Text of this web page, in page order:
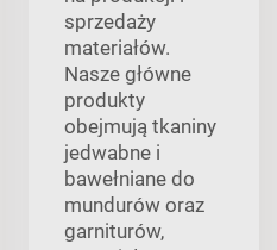
sprzedaży
materiałów.
Nasze główne
produkty
obejmują tkaniny
jedwabne i
bawełniane do
mundurów oraz
garniturów,